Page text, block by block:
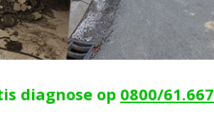
diagnose op 0800/61.667